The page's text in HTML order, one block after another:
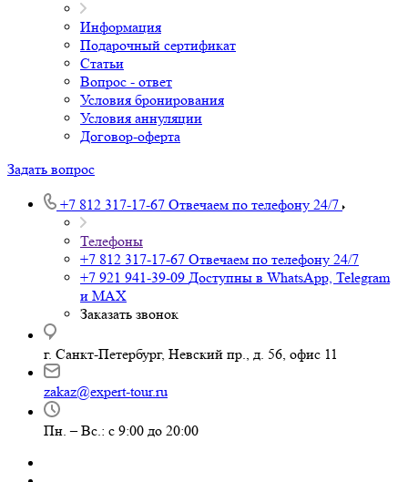
Информация
Подарочный сертификат
Статьи
Вопрос - ответ
Условия бронирования
Условия аннуляции
Договор-оферта
Задать вопрос
+7 812 317-17-67 Отвечаем по телефону 24/7
Телефоны
+7 812 317-17-67 Отвечаем по телефону 24/7
+7 921 941-39-09 Доступны в WhatsApp, Telegram
и MAX
Заказать звонок
г. Санкт-Петербург, Невский пр., д. 56, офис 11
zakaz@expert-tour.ru
Пн. – Вс.: с 9:00 до 20:00